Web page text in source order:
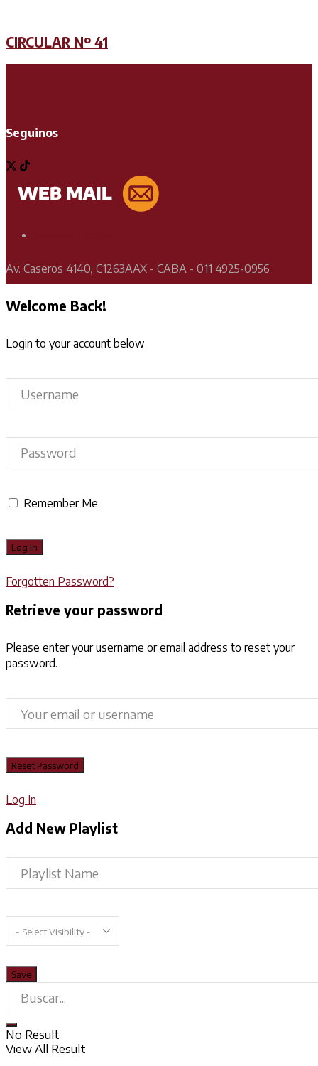
CIRCULAR Nº 41
Seguinos
Av. Caseros 4140, C1263AAX - CABA - 011 4925-0956
Welcome Back!
Login to your account below
Remember Me
Forgotten Password?
Retrieve your password
Please enter your username or email address to reset your
password.
Log In
Add New Playlist
No Result
View All Result